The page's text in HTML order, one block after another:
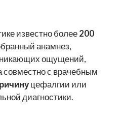
известно более 200
анамнез,
ощущений,
совместно с врачебным
цефалгии или
диагностики.